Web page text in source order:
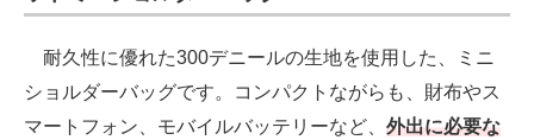
耐久性に優れた300デニールの生地を使用した、ミニ
ショルダーバッグです。コンパクトながらも、財布やス
マートフォン、モバイルバッテリーなど、 外出に必要な